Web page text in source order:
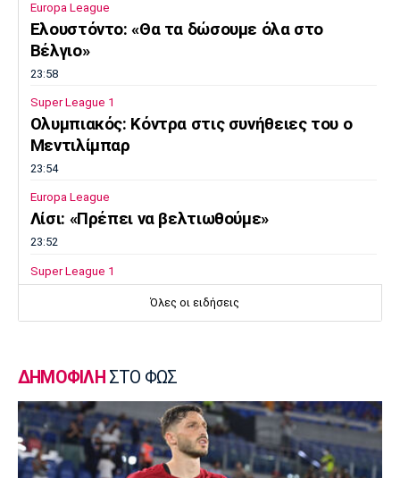
Europa League
Ελουστόντο: «Θα τα δώσουμε όλα στο
Βέλγιο»
23:58
Super League 1
Ολυμπιακός: Κόντρα στις συνήθειες του ο
Μεντιλίμπαρ
23:54
Europa League
Λίσι: «Πρέπει να βελτιωθούμε»
23:52
Super League 1
Επιστρέφει αύριο στη Θεσσαλονίκη ο
Επίσημα στον Άρη ο Άνταμ Μοκόκα
23:35
Europa League
Μπρούνο: «Δουλέψαμε καλά στην άμυνα»
Όλες οι ειδήσεις
ΔΗΜΟΦΙΛΗ ΣΤΟ ΦΩΣ